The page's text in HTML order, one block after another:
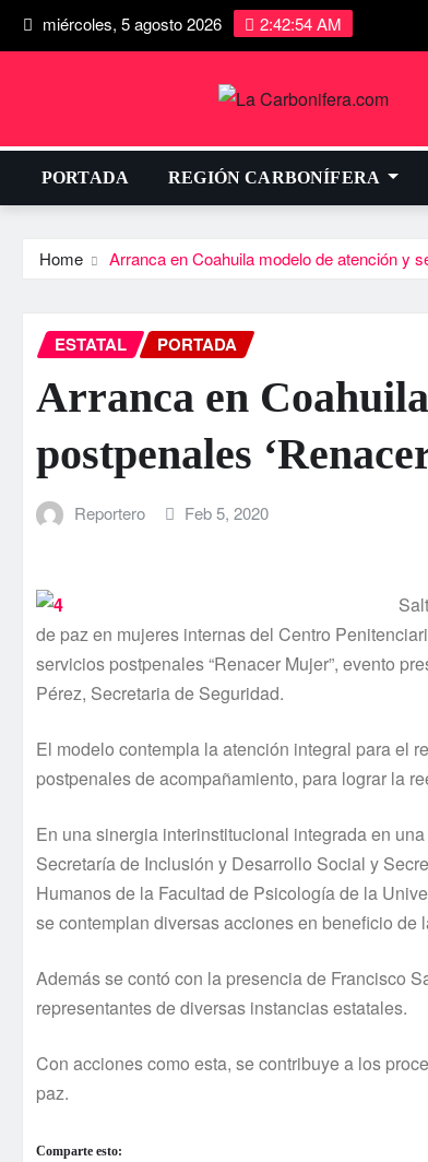
miércoles, 5 agosto 2026 2:42:54 AM
PORTADA REGIÓN CARBONÍFERA
Home Arranca en Coahuila modelo de atención y
ESTATAL PORTADA
Arranca en
postpenales
Reportero Feb 5, 2020
de paz en mujeres internas del Centro
servicios postpenales “Renacer Mujer”, evento
Pérez, Secretaria de Seguridad.
El modelo contempla la atención integral para el
postpenales de acompañamiento, para lograr la
En una sinergia interinstitucional integrada en
Secretaría de Inclusión y Desarrollo Social y
Humanos de la Facultad de Psicología de la
se contemplan diversas acciones en beneficio de
Además se contó con la presencia de Francisco
representantes de diversas instancias estatales.
Con acciones como esta, se contribuye a los
paz.
Comparte esto: